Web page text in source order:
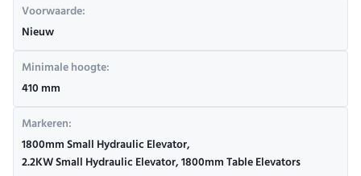
Voorwaarde:
Nieuw
Minimale hoogte:
410 mm
Markeren:
1800mm Small Hydraulic Elevator,
2.2KW Small Hydraulic Elevator,1800mm Table Elevators